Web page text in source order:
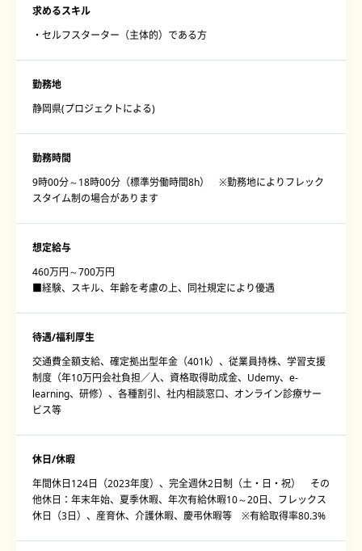
求めるスキル
・セルフスターター（主体的）である方
勤務地
静岡県(プロジェクトによる)
勤務時間
9時00分～18時00分（標準労働時間8h） ※勤務地によりフレック
スタイム制の場合があります
想定給与
460万円～700万円
■経験、スキル、年齢を考慮の上、同社規定により優遇
待遇/福利厚生
交通費全額支給、確定拠出型年金（401k）、従業員持株、学習支援
制度（年10万円会社負担／人、資格取得助成金、Udemy、e-
learning、研修）、各種割引、社内相談窓口、オンライン診療サー
ビス等
休日/休暇
年間休日124日（2023年度）、完全週休2日制（土・日・祝） その
他休日：年末年始、夏季休暇、年次有給休暇10～20日、フレックス
休日（3日）、産育休、介護休暇、慶弔休暇等 ※有給取得率80.3%